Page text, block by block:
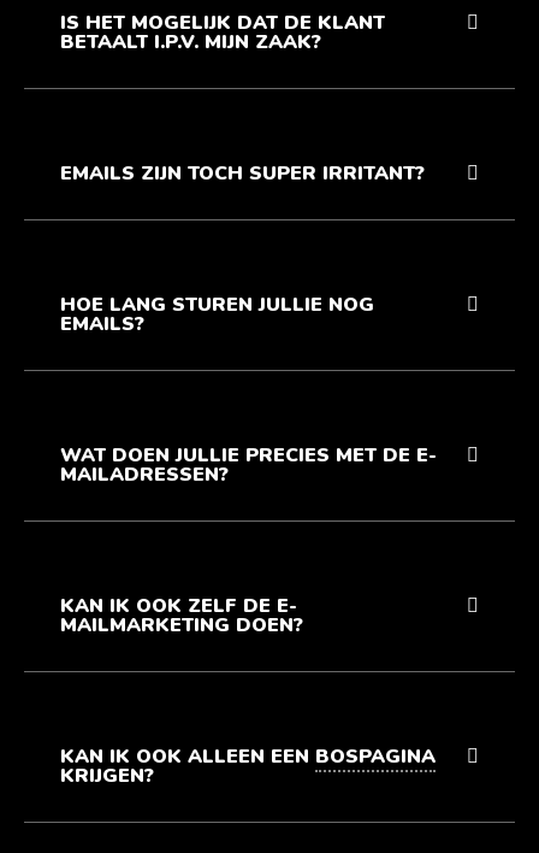
IS HET MOGELIJK DAT DE KLANT
BETAALT I.P.V. MIJN ZAAK?
EMAILS ZIJN TOCH SUPER IRRITANT?
HOE LANG STUREN JULLIE NOG
EMAILS?
WAT DOEN JULLIE PRECIES MET DE E-
MAILADRESSEN?
KAN IK OOK ZELF DE E-
MAILMARKETING DOEN?
KAN IK OOK ALLEEN EEN BOSPAGINA
KRIJGEN?